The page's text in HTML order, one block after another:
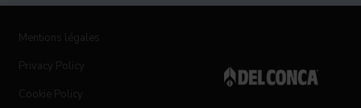
Mentions légales
Privacy Policy
Cookie Policy